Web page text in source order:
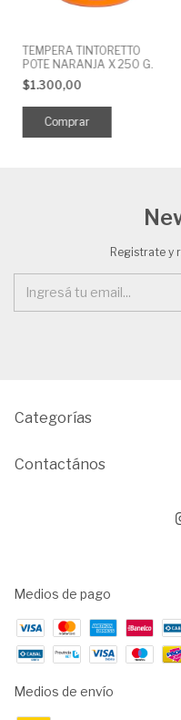
TEMPERA TINTORETTO
POTE NARANJA X 250 G.
$1.300,00
Registrate y
Categorías
Contactános
Medios de pago
Medios de envío